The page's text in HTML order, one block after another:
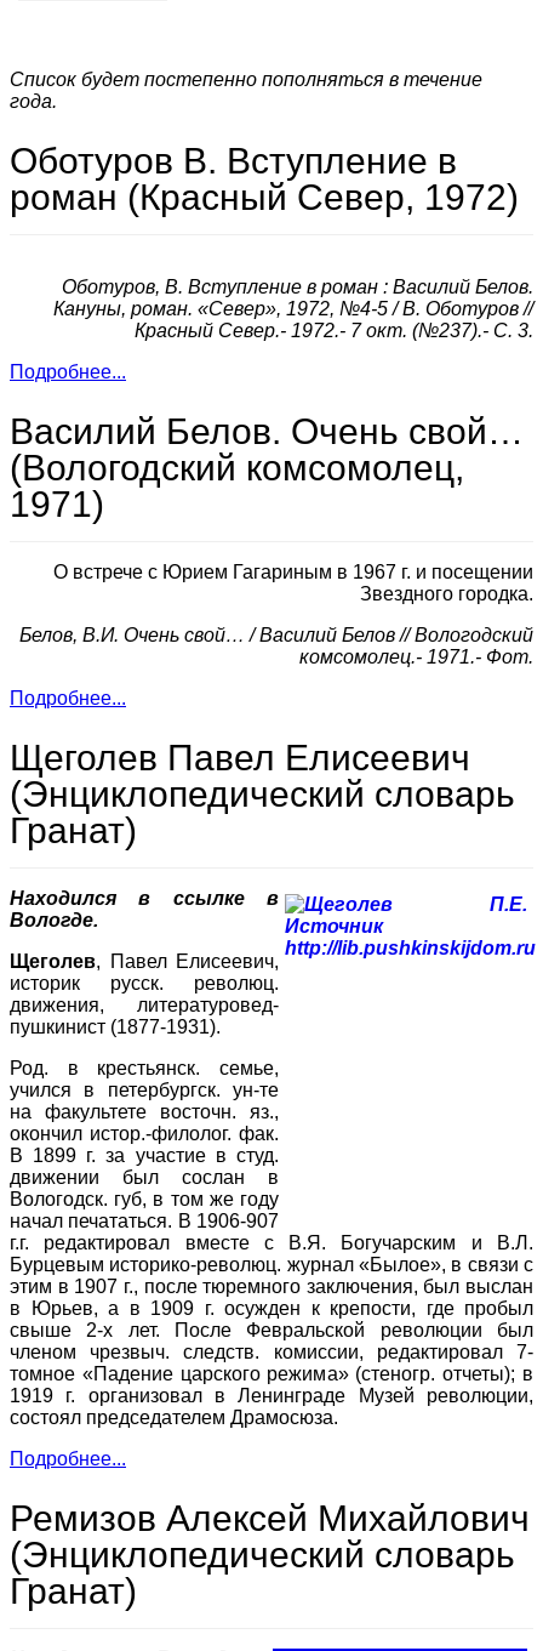
Список будет постепенно пополняться в течение
года.
Оботуров В. Вступление в
роман (Красный Север, 1972)
Оботуров, В. Вступление в роман : Василий Белов.
Кануны, роман. «Север», 1972, №4-5 / В. Оботуров //
Красный Север.- 1972.- 7 окт. (№237).- С. 3.
Подробнее...
Василий Белов. Очень свой…
(Вологодский комсомолец,
1971)
О встрече с Юрием Гагариным в 1967 г. и посещении
Звездного городка.
Белов, В.И. Очень свой… / Василий Белов // Вологодский
комсомолец.- 1971.- Фот.
Подробнее...
Щеголев Павел Елисеевич
(Энциклопедический словарь
Гранат)
Находился в ссылке в
Вологде.
Щеголев, Павел Елисеевич,
историк русск. революц.
движения, литературовед-
пушкинист (1877-1931).
Род. в крестьянск. семье,
учился в петербургск. ун-те
на факультете восточн. яз.,
окончил истор.-филолог. фак.
В 1899 г. за участие в студ.
движении был сослан в
Вологодск. губ, в том же году
начал печататься. В 1906-907
г.г. редактировал вместе с В.Я. Богучарским и В.Л.
Бурцевым историко-революц. журнал «Былое», в связи с
этим в 1907 г., после тюремного заключения, был выслан
в Юрьев, а в 1909 г. осужден к крепости, где пробыл
свыше 2-х лет. После Февральской революции был
членом чрезвыч. следств. комиссии, редактировал 7-
томное «Падение царского режима» (стеногр. отчеты); в
1919 г. организовал в Ленинграде Музей революции,
состоял председателем Драмосюза.
Подробнее...
Ремизов Алексей Михайлович
(Энциклопедический словарь
Гранат)